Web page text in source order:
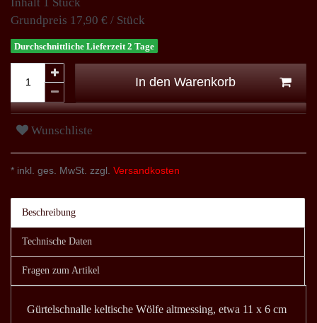
Grundpreis 17,90 € / Stück
Durchschnittliche Lieferzeit 2 Tage
In den Warenkorb
Wunschliste
* inkl. ges. MwSt. zzgl. Versandkosten
Beschreibung
Technische Daten
Fragen zum Artikel
Gürtelschnalle keltische Wölfe altmessing, etwa 11 x 6 cm